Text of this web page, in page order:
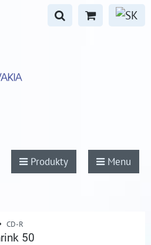
Produkty Menu
CD-R
50